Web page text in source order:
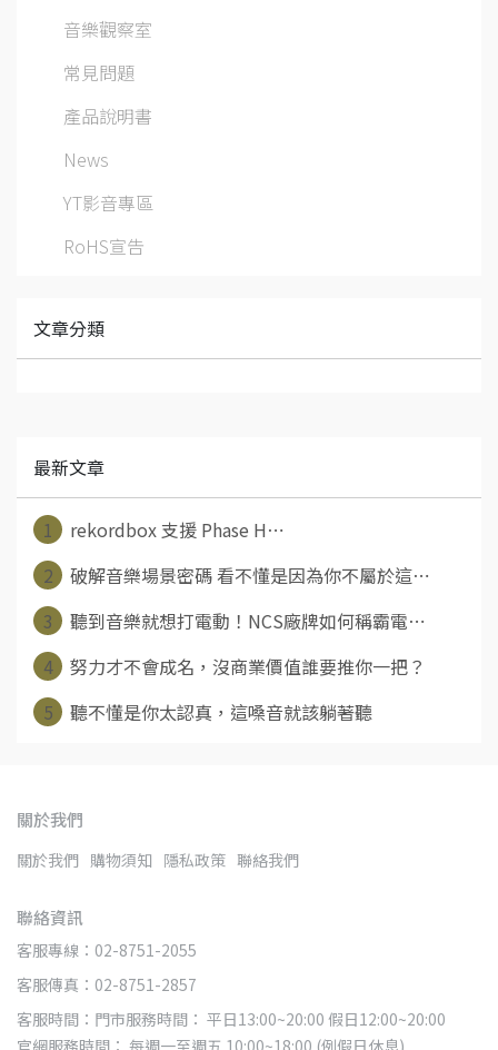
音樂觀察室
常見問題
產品說明書
News
YT影音專區
RoHS宣告
文章分類
最新文章
1
rekordbox 支援 Phase H⋯
2
破解音樂場景密碼 看不懂是因為你不屬於這⋯
3
聽到音樂就想打電動！NCS廠牌如何稱霸電⋯
4
努力才不會成名，沒商業價值誰要推你一把？
5
聽不懂是你太認真，這嗓音就該躺著聽
關於我們
關於我們 購物須知 隱私政策 聯絡我們
聯絡資訊
客服專線：02-8751-2055
客服傳真：02-8751-2857
客服時間：門市服務時間： 平日13:00~20:00 假日12:00~20:00
官網服務時間： 每週一至週五 10:00~18:00 (例假日休息)